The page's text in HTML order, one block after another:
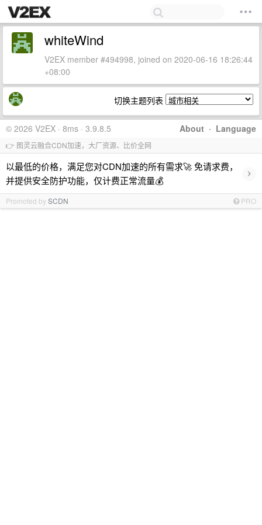
whiteWind
V2EX member #494998, joined on 2020-06-16 18:26:44
+08:00
切换主题列表
About · Language
© 2026 V2EX · 8ms · 3.9.8.5
👉 图灵云融合CDN加速，大厂资源、比价全网
以最低的价格，满足您对CDN加速的所有需求🚀 免请求费，
并提供安全防护功能，仅计费正常流量💰
›
Promoted bySCDN PRO